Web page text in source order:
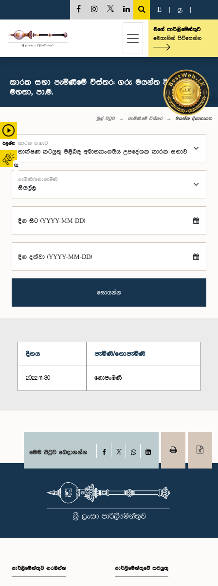
බලන්න
02
E த
මගේ පාර්ලිමේන්තුව
මෙතැනින් පිවිසෙන්න
කාරක සභා පැමිණීමේ විස්තර: ගරු මයන්ත දිසානායක
මහතා, පා.ම.
මුල් පිටුව පැමිණීමේ විස්තර මයන්ත දිසානායක
කාරක සභාව
පැමිණි/නොපැමිණි
දින සිට (YYYY-MM-DD)
දින දක්වා (YYYY-MM-DD)
සොයන්න
දිනය පැමිණි/නොපැමිණි
2022-11-30 නොපැමිණි
මෙම පිටුව බෙදාගන්න Facebook
WhatsAppLinkedIn
පාර්ලි‌මේන්තුව නරඹන්න පාර්ලිමේන්තුවේ කටයුතු